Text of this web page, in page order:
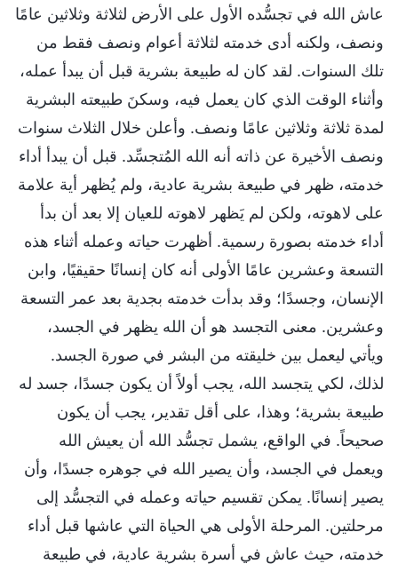
عاش الله في تجسُّده الأول على الأرض لثلاثة وثلاثين عامًا
ونصف، ولكنه أدى خدمته لثلاثة أعوام ونصف فقط من
تلك السنوات. لقد كان له طبيعة بشرية قبل أن يبدأ عمله،
وأثناء الوقت الذي كان يعمل فيه، وسكنَ طبيعته البشرية
لمدة ثلاثة وثلاثين عامًا ونصف. وأعلن خلال الثلاث سنوات
ونصف الأخيرة عن ذاته أنه الله المُتجسِّد. قبل أن يبدأ أداء
خدمته، ظهر في طبيعة بشرية عادية، ولم يُظهر أية علامة
على لاهوته، ولكن لم يَظهر لاهوته للعيان إلا بعد أن بدأ
أداء خدمته بصورة رسمية. أظهرت حياته وعمله أثناء هذه
التسعة وعشرين عامًا الأولى أنه كان إنسانًا حقيقيًا، وابن
الإنسان، وجسدًا؛ وقد بدأت خدمته بجدية بعد عمر التسعة
وعشرين. معنى التجسد هو أن الله يظهر في الجسد،
ويأتي ليعمل بين خليقته من البشر في صورة الجسد.
لذلك، لكي يتجسد الله، يجب أولاً أن يكون جسدًا، جسد له
طبيعة بشرية؛ وهذا، على أقل تقدير، يجب أن يكون
صحيحاً. في الواقع، يشمل تجسُّد الله أن يعيش الله
ويعمل في الجسد، وأن يصير الله في جوهره جسدًا، وأن
يصير إنسانًا. يمكن تقسيم حياته وعمله في التجسُّد إلى
مرحلتين. المرحلة الأولى هي الحياة التي عاشها قبل أداء
خدمته، حيث عاش في أسرة بشرية عادية، في طبيعة